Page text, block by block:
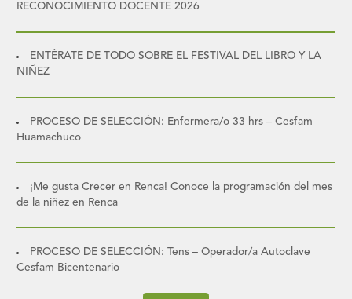
RECONOCIMIENTO DOCENTE 2026
ENTÉRATE DE TODO SOBRE EL FESTIVAL DEL LIBRO Y LA
NIÑEZ
PROCESO DE SELECCIÓN: Enfermera/o 33 hrs – Cesfam
Huamachuco
¡Me gusta Crecer en Renca! Conoce la programación del mes
de la niñez en Renca
PROCESO DE SELECCIÓN: Tens – Operador/a Autoclave
Cesfam Bicentenario